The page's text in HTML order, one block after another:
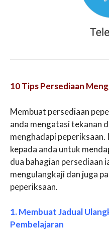
10 Tips Persediaan
Membuat persediaan
anda mengatasi tekanan
menghadapi peperiksaan.
kepada anda untuk
dua bahagian persediaan
mengulangkaji dan juga
peperiksaan.
1. Membuat Jadual
Pembelajaran